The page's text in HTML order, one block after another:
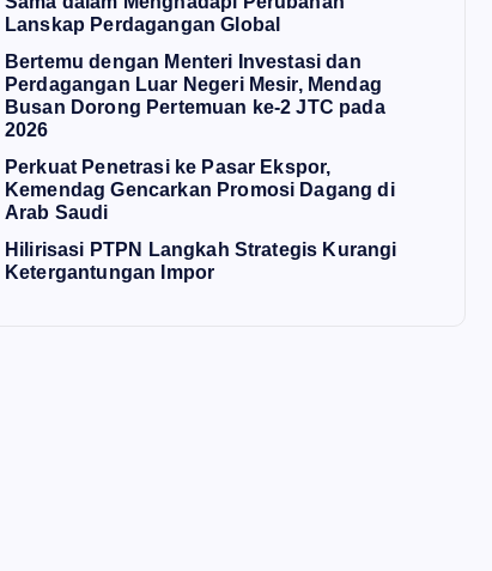
Lanskap Perdagangan Global
Bertemu dengan Menteri Investasi dan
Perdagangan Luar Negeri Mesir, Mendag
Busan Dorong Pertemuan ke-2 JTC pada
2026
Perkuat Penetrasi ke Pasar Ekspor,
Kemendag Gencarkan Promosi Dagang di
Arab Saudi
Hilirisasi PTPN Langkah Strategis Kurangi
Ketergantungan Impor